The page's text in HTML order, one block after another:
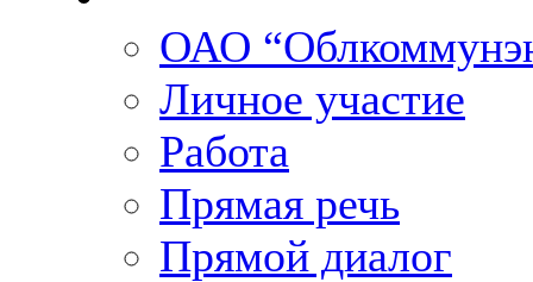
ОАО
Личное участие
Работа
Прямая речь
Прямой диалог